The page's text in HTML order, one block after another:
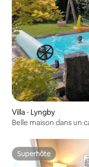
Villa ⋅ Lyngby
Belle maison dans un
Superhôte
Superhôte